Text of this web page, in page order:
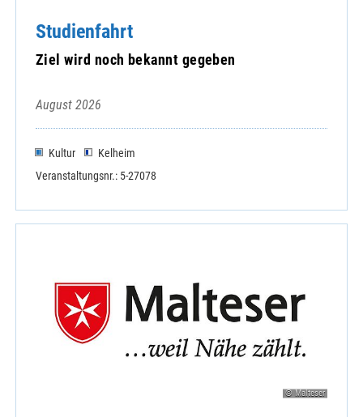
Studienfahrt
Ziel wird noch bekannt gegeben
August 2026
Kultur
Kelheim
Veranstaltungsnr.: 5-27078
© Malteser